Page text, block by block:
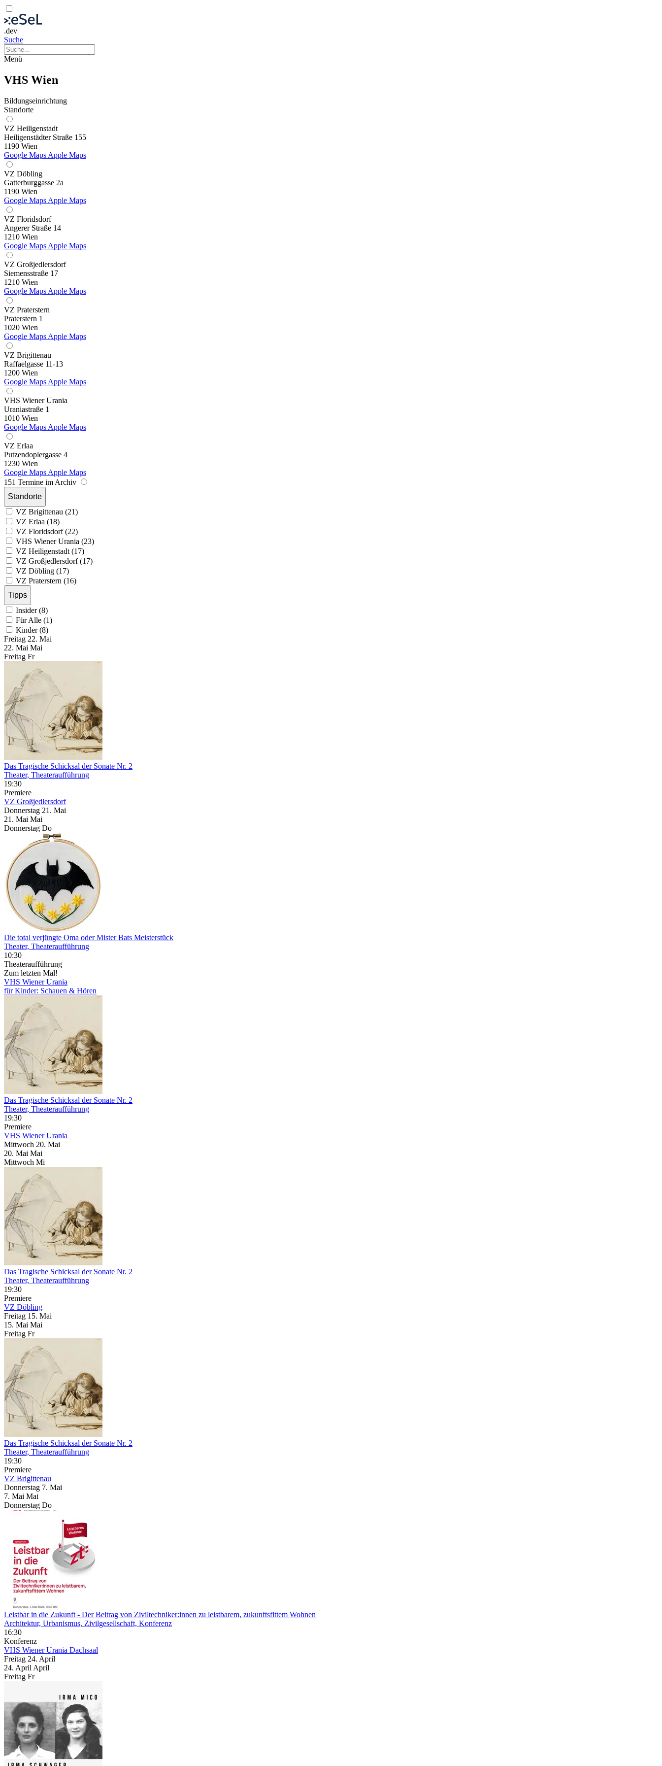
.dev
Suche
Menü
VHS Wien
Bildungseinrichtung
Standorte
VZ Heiligenstadt
Heiligenstädter Straße 155
1190 Wien
Google Maps Apple Maps
VZ Döbling
Gatterburggasse 2a
1190 Wien
Google Maps Apple Maps
VZ Floridsdorf
Angerer Straße 14
1210 Wien
Google Maps Apple Maps
VZ Großjedlersdorf
Siemensstraße 17
1210 Wien
Google Maps Apple Maps
VZ Praterstern
Praterstern 1
1020 Wien
Google Maps Apple Maps
VZ Brigittenau
Raffaelgasse 11-13
1200 Wien
Google Maps Apple Maps
VHS Wiener Urania
Uraniastraße 1
1010 Wien
Google Maps Apple Maps
VZ Erlaa
Putzendoplergasse 4
1230 Wien
Google Maps Apple Maps
151 Termine im Archiv
Standorte
VZ Brigittenau (21)
VZ Erlaa (18)
VZ Floridsdorf (22)
VHS Wiener Urania (23)
VZ Heiligenstadt (17)
VZ Großjedlersdorf (17)
VZ Döbling (17)
VZ Praterstern (16)
Tipps
Insider (8)
Für Alle (1)
Kinder (8)
Freitag 22. Mai
22. Mai Mai
Freitag Fr
Das Tragische Schicksal der Sonate Nr. 2
Theater, Theateraufführung
19:30
Premiere
VZ Großjedlersdorf
Donnerstag 21. Mai
21. Mai Mai
Donnerstag Do
Die total verjüngte Oma oder Mister Bats Meisterstück
Theater, Theateraufführung
10:30
Theateraufführung
Zum letzten Mal!
VHS Wiener Urania
für Kinder: Schauen & Hören
Das Tragische Schicksal der Sonate Nr. 2
Theater, Theateraufführung
19:30
Premiere
VHS Wiener Urania
Mittwoch 20. Mai
20. Mai Mai
Mittwoch Mi
Das Tragische Schicksal der Sonate Nr. 2
Theater, Theateraufführung
19:30
Premiere
VZ Döbling
Freitag 15. Mai
15. Mai Mai
Freitag Fr
Das Tragische Schicksal der Sonate Nr. 2
Theater, Theateraufführung
19:30
Premiere
VZ Brigittenau
Donnerstag 7. Mai
7. Mai Mai
Donnerstag Do
Leistbar in die Zukunft - Der Beitrag von Ziviltechniker:innen zu leistbarem, zukunftsfittem Wohnen
Architektur, Urbanismus, Zivilgesellschaft, Konferenz
16:30
Konferenz
VHS Wiener Urania Dachsaal
Freitag 24. April
24. April April
Freitag Fr